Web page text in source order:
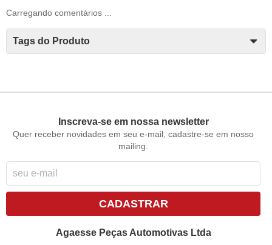
Carregando comentários ...
Tags do Produto
Inscreva-se em nossa newsletter
Quer receber novidades em seu e-mail, cadastre-se em nosso
mailing.
CADASTRAR
Agaesse Peças Automotivas Ltda